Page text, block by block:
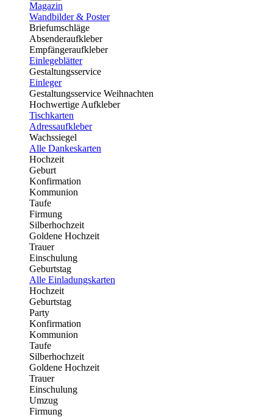
Magazin
Wandbilder & Poster
Briefumschläge
Absenderaufkleber
Empfängeraufkleber
Einlegeblätter
Gestaltungsservice
Einleger
Gestaltungsservice Weihnachten
Hochwertige Aufkleber
Tischkarten
Adressaufkleber
Wachssiegel
Alle Dankeskarten
Hochzeit
Geburt
Konfirmation
Kommunion
Taufe
Firmung
Silberhochzeit
Goldene Hochzeit
Trauer
Einschulung
Geburtstag
Alle Einladungskarten
Hochzeit
Geburtstag
Party
Konfirmation
Kommunion
Taufe
Silberhochzeit
Goldene Hochzeit
Trauer
Einschulung
Umzug
Firmung